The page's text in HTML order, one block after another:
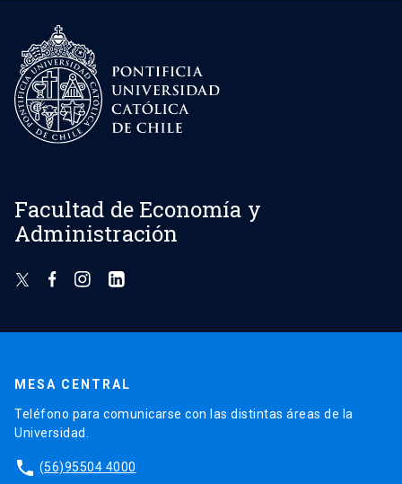
Facultad de Economía y
Administración
MESA CENTRAL
Teléfono para comunicarse con las distintas áreas de la
Universidad.
phone (56)95504 4000